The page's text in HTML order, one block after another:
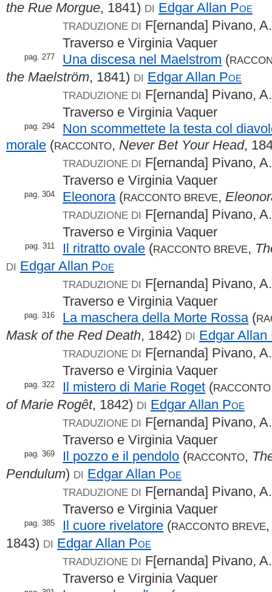
the Rue Morgue, 1841) DI Edgar Allan Poe
TRADUZIONE DI F[ernanda] Pivano,
Traverso e Virginia Vaquer
pag. 277 Una discesa nel Maelstrom (
the Maelström, 1841) DI Edgar Allan Poe
TRADUZIONE DI F[ernanda] Pivano,
Traverso e Virginia Vaquer
pag. 294
Non scommettete la testa col
morale (RACCONTO, Never Bet Your Head,
TRADUZIONE DI F[ernanda] Pivano,
Traverso e Virginia Vaquer
pag. 304 Eleonora (RACCONTO BREVE,
TRADUZIONE DI F[ernanda] Pivano,
Traverso e Virginia Vaquer
pag. 311 Il ritratto ovale (RACCONTO BREVE,
DI Edgar Allan Poe
TRADUZIONE DI F[ernanda] Pivano,
Traverso e Virginia Vaquer
pag. 316 La maschera della Morte Rossa (
Mask of the Red Death, 1842) DI Edgar Allan
TRADUZIONE DI F[ernanda] Pivano,
Traverso e Virginia Vaquer
pag. 322 Il mistero di Marie Roget (
of Marie Rogêt, 1842) DI Edgar Allan Poe
TRADUZIONE DI F[ernanda] Pivano,
Traverso e Virginia Vaquer
pag. 369 Il pozzo e il pendolo (RACCONTO,
Pendulum) DI Edgar Allan Poe
TRADUZIONE DI F[ernanda] Pivano,
Traverso e Virginia Vaquer
pag. 385 Il cuore rivelatore (RACCONTO BREVE
1843) DI Edgar Allan Poe
TRADUZIONE DI F[ernanda] Pivano,
Traverso e Virginia Vaquer